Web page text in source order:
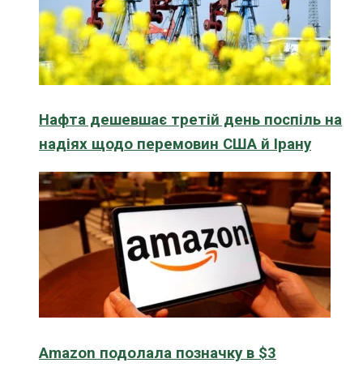
Нафта дешевшає третій день поспіль на
надіях щодо перемовин США й Ірану
Amazon подолала позначку в $3